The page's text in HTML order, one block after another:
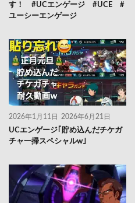
す！ #UCエンゲージ #UCE #
ユーシーエンゲージ
2026年1月11日 2026年6月21日
UCエンゲージ｢貯め込んだチケガ
チャ一掃スペシャルw｣